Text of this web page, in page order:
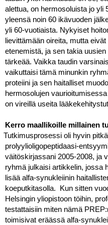
alettua, on hermosoluista jo yli
yleensä noin 60 ikävuoden
yli 60-vuotiaista. Nykyiset
lievittämään oireita, mutta
etenemistä, ja sen takia
tärkeää. Vaikka taudin
vaikuttaisi tämä minunkin
proteiini ja sen haitalliset
hermosolujen
on vireillä useita
Kerro maallikoille millainen
Tutkimusprosessi oli hyvin
prolyylioligopeptidaasi-
väitöskirjassani 2005-2008, ja
ryhmä julkaisi artikkelin, jossa
lisää alfa-synukleiinin
koeputkitasolla.  Kun sitten
Helsingin yliopistoon töihin,
testattaisiin miten nämä
toimisivat eräässä alfa-